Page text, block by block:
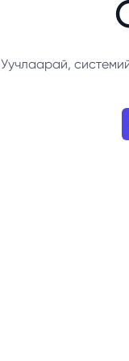
Уучлаарай,